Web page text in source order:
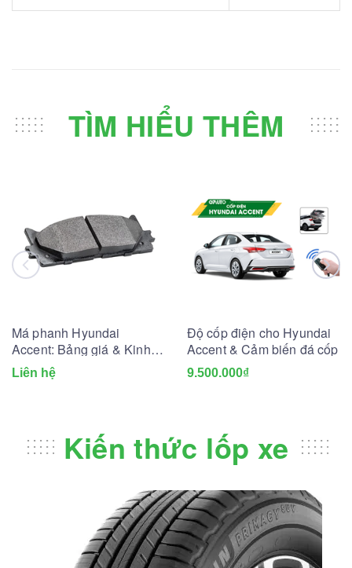
TÌM HIỂU THÊM
Má phanh Hyundai
Accent: Bảng giá & Kinh
nghiệm thay lắp
Liên hệ
Độ cốp điện cho Hyundai
Accent & Cảm biến đá cốp
9.500.000₫
Kiến thức lốp xe